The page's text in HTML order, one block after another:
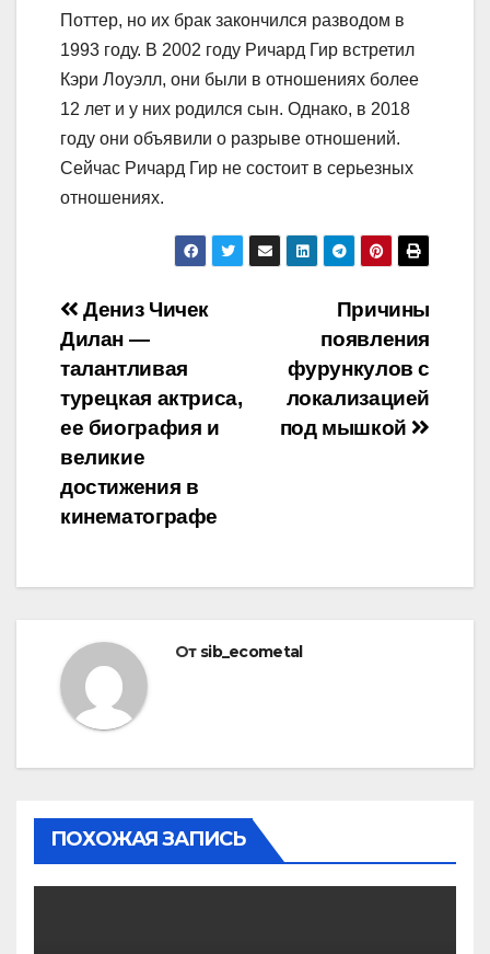
Поттер, но их брак закончился разводом в
1993 году. В 2002 году Ричард Гир встретил
Кэри Лоуэлл, они были в отношениях более
12 лет и у них родился сын. Однако, в 2018
году они объявили о разрыве отношений.
Сейчас Ричард Гир не состоит в серьезных
отношениях.
Навигация
по
записям
Причины
появления
фурункулов с
локализацией
под мышкой
Дениз Чичек
Дилан —
талантливая
турецкая актриса,
ее биография и
великие
достижения в
кинематографе
От sib_ecometal
ПОХОЖАЯ ЗАПИСЬ